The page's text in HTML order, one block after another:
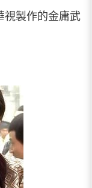
視製作的金庸武